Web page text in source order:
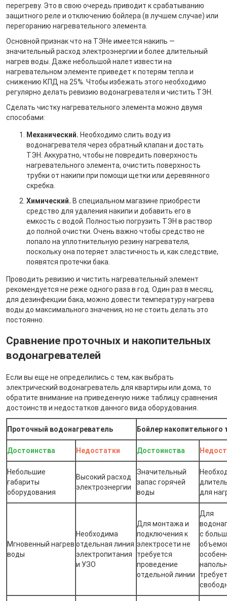
перегреву. Это в свою очередь приводит к срабатыванию
защитного реле и отключению бойлера (в лучшем случае) или
перегоранию нагревательного элемента.
Основной признак что на ТЭНе имеется накипь —
значительный расход электроэнергии и более длительный
нагрев воды. Даже небольшой налет извести на
нагревательном элементе приведет к потерям тепла и
снижению КПД на 25%. Чтобы избежать этого необходимо
регулярно делать ревизию водонагревателя и чистить ТЭН.
Сделать чистку нагревательного элемента можно двумя
способами:
Механический. Необходимо слить воду из
водонагревателя через обратный клапан и достать
ТЭН. Аккуратно, чтобы не повредить поверхность
нагревательного элемента, очистить поверхность
трубки от накипи при помощи щетки или деревянного
скребка.
Химический. В специальном магазине приобрести
средство для удаления накипи и добавить его в
емкость с водой. Полностью погрузить ТЭН в раствор
до полной очистки. Очень важно чтобы средство не
попало на уплотнительную резину нагревателя,
поскольку она потеряет эластичность и, как следствие,
появятся протечки бака.
Проводить ревизию и чистить нагревательный элемент
рекомендуется не реже одного раза в год. Один раз в месяц,
для дезинфекции бака, можно довести температуру нагрева
воды до максимального значения, но не стоить делать это
постоянно.
Сравнение проточных и накопительных
водонагревателей
Если вы еще не определились с тем, как выбрать
электрический водонагреватель для квартиры или дома, то
обратите внимание на приведенную ниже таблицу сравнения
достоинств и недостатков данного вида оборудования.
Проточный водонагреватель Бойлер накопительного
Достоинства Недостатки Достоинства
Небольшие
габариты
оборудования
Высокий расход
электроэнергии
Значительный
запас горячей
воды
для
Мгновенный нагрев
воды
Необходима
отдельная линия
электропитания
и УЗО
Для монтажа и
подключения к
электросети не
требуется
проведение
отдельной линии
Для
с